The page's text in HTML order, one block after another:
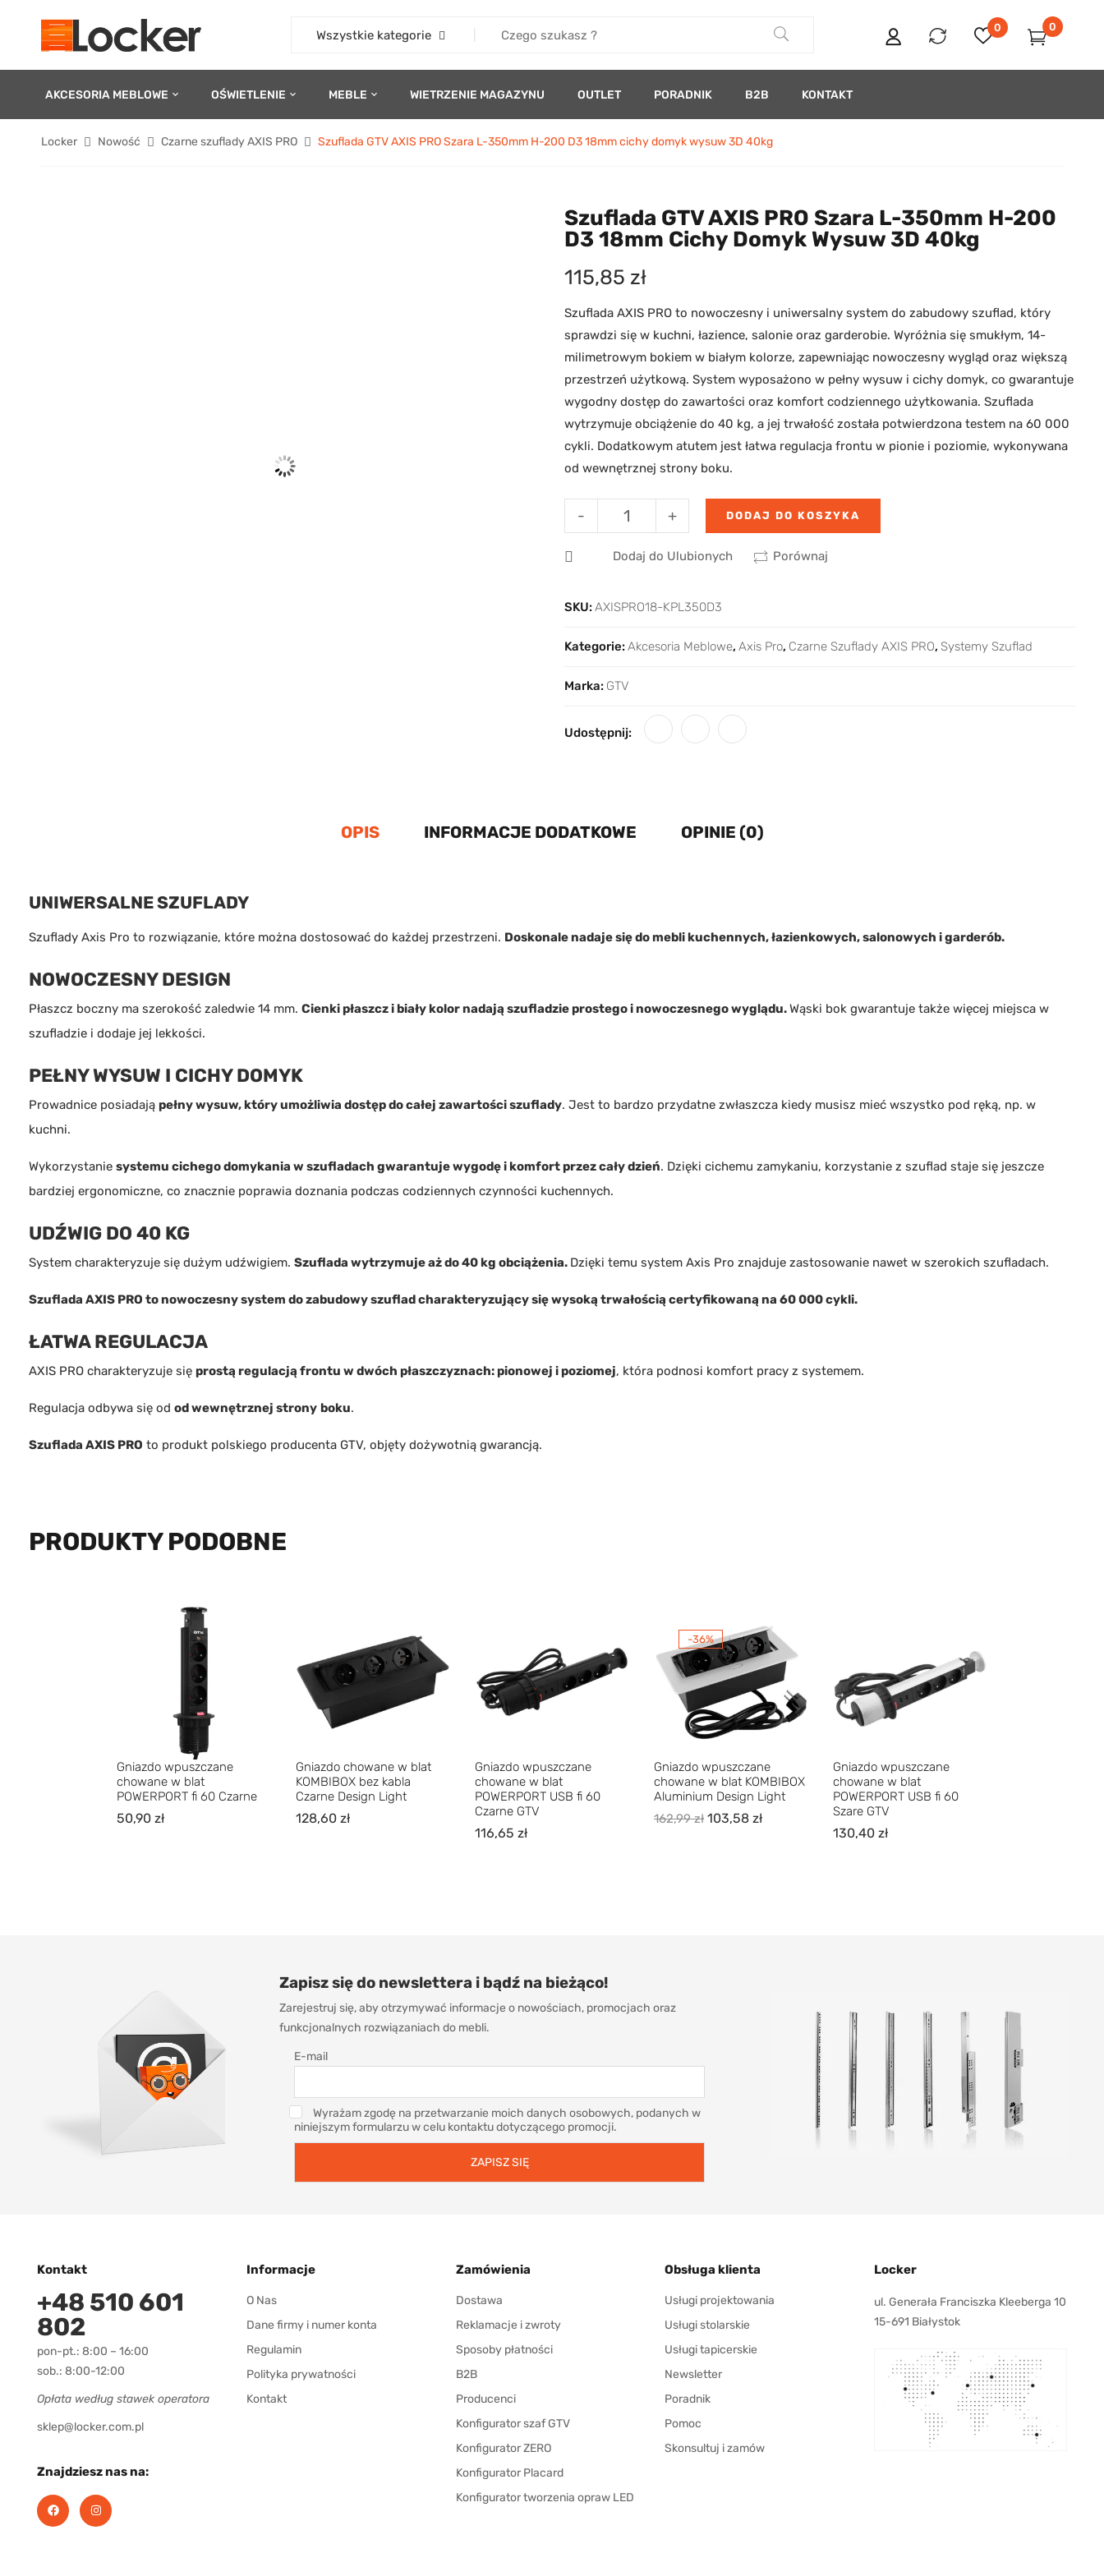
Wszystkie kategorie
0 0
AKCESORIA MEBLOWE OŚWIETLENIE MEBLE WIETRZENIE MAGAZYNU OUTLET PORADNIK B2B KONTAKT
Locker Nowość Czarne szuflady AXIS PRO Szuflada GTV AXIS PRO Szara L-350mm H-200 D3 18mm cichy domyk wysuw 3D 40kg
Szuflada GTV AXIS PRO Szara L-350mm H-200
D3 18mm Cichy Domyk Wysuw 3D 40kg
115,85 zł
Szuflada AXIS PRO to nowoczesny i uniwersalny system do zabudowy szuflad, który
sprawdzi się w kuchni, łazience, salonie oraz garderobie. Wyróżnia się smukłym, 14-
milimetrowym bokiem w białym kolorze, zapewniając nowoczesny wygląd oraz większą
przestrzeń użytkową. System wyposażono w pełny wysuw i cichy domyk, co gwarantuje
wygodny dostęp do zawartości oraz komfort codziennego użytkowania. Szuflada
wytrzymuje obciążenie do 40 kg, a jej trwałość została potwierdzona testem na 60 000
cykli. Dodatkowym atutem jest łatwa regulacja frontu w pionie i poziomie, wykonywana
od wewnętrznej strony boku.
+
- DODAJ DO KOSZYKA
Dodaj do Ulubionych Porównaj
SKU:AXISPRO18-KPL350D3
Kategorie:Akcesoria Meblowe, Axis Pro, Czarne Szuflady AXIS PRO, Systemy Szuflad
Marka: GTV
Udostępnij:
OPIS INFORMACJE DODATKOWE OPINIE (0)
UNIWERSALNE SZUFLADY
Szuflady Axis Pro to rozwiązanie, które można dostosować do każdej przestrzeni. Doskonale nadaje się do mebli kuchennych, łazienkowych, salonowych i garderób.
NOWOCZESNY DESIGN
Płaszcz boczny ma szerokość zaledwie 14 mm. Cienki płaszcz i biały kolor nadają szufladzie prostego i nowoczesnego wyglądu.Wąski bok gwarantuje także więcej miejsca w
szufladzie i dodaje jej lekkości.
PEŁNY WYSUW I CICHY DOMYK
Prowadnice posiadają pełny wysuw, który umożliwia dostęp do całej zawartości szuflady. Jest to bardzo przydatne zwłaszcza kiedy musisz mieć wszystko pod ręką, np. w
kuchni.
Wykorzystanie systemu cichego domykania w szufladach gwarantuje wygodę i komfort przez cały dzień. Dzięki cichemu zamykaniu, korzystanie z szuflad staje się jeszcze
bardziej ergonomiczne, co znacznie poprawia doznania podczas codziennych czynności kuchennych.
UDŹWIG DO 40 KG
System charakteryzuje się dużym udźwigiem. Szuflada wytrzymuje aż do 40 kg obciążenia. Dzięki temu system Axis Pro znajduje zastosowanie nawet w szerokich szufladach.
Szuflada AXIS PRO to nowoczesny system do zabudowy szuflad charakteryzujący się wysoką trwałością certyfikowaną na 60 000 cykli.
ŁATWA REGULACJA
AXIS PRO charakteryzuje się prostą regulacją frontu w dwóch płaszczyznach: pionowej i poziomej, która podnosi komfort pracy z systemem.
Regulacja odbywa się od od wewnętrznej strony boku.
Szuflada AXIS PRO to produkt polskiego producenta GTV, objęty dożywotnią gwarancją.
PRODUKTY PODOBNE
Gniazdo wpuszczane
chowane w blat
POWERPORT fi 60 Czarne
50,90 zł
Gniazdo chowane w blat
KOMBIBOX bez kabla
Czarne Design Light
128,60 zł
Gniazdo wpuszczane
chowane w blat
POWERPORT USB fi 60
Czarne GTV
116,65 zł
-36%
Gniazdo wpuszczane
chowane w blat KOMBIBOX
Aluminium Design Light
162,99zł 103,58 zł
Gniazdo wpuszczane
chowane w blat
POWERPORT USB fi 60
Szare GTV
130,40 zł
Zapisz się do newslettera i bądź na bieżąco!
Zarejestruj się, aby otrzymywać informacje o nowościach, promocjach oraz
funkcjonalnych rozwiązaniach do mebli.
E-mail
Wyrażam zgodę na przetwarzanie moich danych osobowych, podanych w
niniejszym formularzu w celu kontaktu dotyczącego promocji.
Kontakt
+48 510 601
802
pon-pt.: 8:00 – 16:00
sob.: 8:00-12:00
Opłata według stawek operatora
sklep@locker.com.pl
Znajdziesz nas na:
Informacje
O Nas
Dane firmy i numer konta
Regulamin
Polityka prywatności
Kontakt
Zamówienia
Dostawa
Reklamacje i zwroty
Sposoby płatności
B2B
Producenci
Konfigurator szaf GTV
Konfigurator ZERO
Konfigurator Placard
Konfigurator tworzenia opraw LED
Obsługa klienta
Usługi projektowania
Usługi stolarskie
Usługi tapicerskie
Newsletter
Poradnik
Pomoc
Skonsultuj i zamów
Locker
ul. Generała Franciszka Kleeberga 10
15-691 Białystok